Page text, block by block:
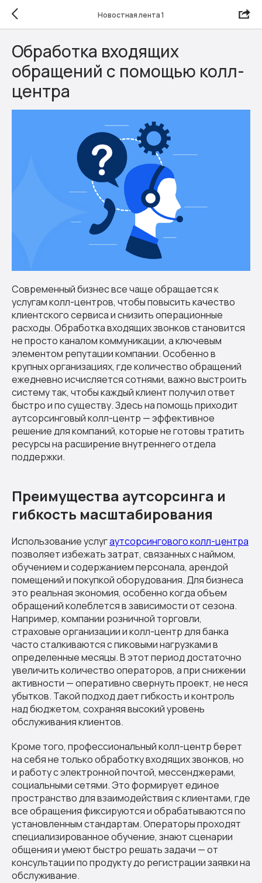
Новостная лента 1
Обработка входящих
обращений с помощью колл-
центра
Современный бизнес все чаще обращается к
услугам колл-центров, чтобы повысить качество
клиентского сервиса и снизить операционные
расходы. Обработка входящих звонков становится
не просто каналом коммуникации, а ключевым
элементом репутации компании. Особенно в
крупных организациях, где количество обращений
ежедневно исчисляется сотнями, важно выстроить
систему так, чтобы каждый клиент получил ответ
быстро и по существу. Здесь на помощь приходит
аутсорсинговый колл-центр — эффективное
решение для компаний, которые не готовы тратить
ресурсы на расширение внутреннего отдела
поддержки.
Преимущества аутсорсинга и
гибкость масштабирования
Использование услугаутсорсингового колл-центра
позволяет избежать затрат, связанных с наймом,
обучением и содержанием персонала, арендой
помещений и покупкой оборудования. Для бизнеса
это реальная экономия, особенно когда объем
обращений колеблется в зависимости от сезона.
Например, компании розничной торговли,
страховые организации и колл-центр для банка
часто сталкиваются с пиковыми нагрузками в
определенные месяцы. В этот период достаточно
увеличить количество операторов, а при снижении
активности — оперативно свернуть проект, не неся
убытков. Такой подход дает гибкость и контроль
над бюджетом, сохраняя высокий уровень
обслуживания клиентов.
Кроме того, профессиональный колл-центр берет
на себя не только обработку входящих звонков, но
и работу с электронной почтой, мессенджерами,
социальными сетями. Это формирует единое
пространство для взаимодействия с клиентами, где
все обращения фиксируются и обрабатываются по
установленным стандартам. Операторы проходят
специализированное обучение, знают сценарии
общения и умеют быстро решать задачи — от
консультации по продукту до регистрации заявки на
обслуживание.